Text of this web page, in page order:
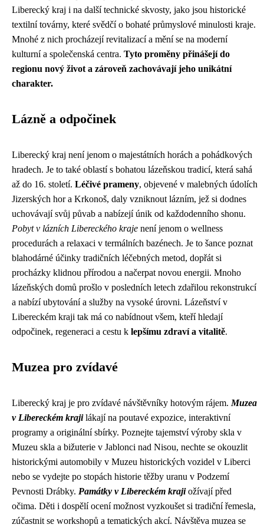
Liberecký kraj i na další technické skvosty, jako jsou historické
textilní továrny, které svědčí o bohaté průmyslové minulosti kraje.
Mnohé z nich procházejí revitalizací a mění se na moderní
kulturní a společenská centra. Tyto proměny přinášejí do
regionu nový život a zároveň zachovávají jeho unikátní
charakter.
Lázně a odpočinek
Liberecký kraj není jenom o majestátních horách a pohádkových
hradech. Je to také oblastí s bohatou lázeňskou tradicí, která sahá
až do 16. století. Léčivé prameny, objevené v malebných údolích
Jizerských hor a Krkonoš, daly vzniknout lázním, jež si dodnes
uchovávají svůj půvab a nabízejí únik od každodenního shonu.
Pobyt v lázních Libereckého kraje není jenom o wellness
procedurách a relaxaci v termálních bazénech. Je to šance poznat
blahodárné účinky tradičních léčebných metod, dopřát si
procházky klidnou přírodou a načerpat novou energii. Mnoho
lázeňských domů prošlo v posledních letech zdařilou rekonstrukcí
a nabízí ubytování a služby na vysoké úrovni. Lázeňství v
Libereckém kraji tak má co nabídnout všem, kteří hledají
odpočinek, regeneraci a cestu k lepšímu zdraví a vitalitě.
Muzea pro zvídavé
Liberecký kraj je pro zvídavé návštěvníky hotovým rájem. Muzea
v Libereckém krajilákají na poutavé expozice, interaktivní
programy a originální sbírky. Poznejte tajemství výroby skla v
Muzeu skla a bižuterie v Jablonci nad Nisou, nechte se okouzlit
historickými automobily v Muzeu historických vozidel v Liberci
nebo se vydejte po stopách historie těžby uranu v Podzemí
Pevnosti Drábky. Památky v Libereckém krajiožívají před
očima. Děti i dospělí ocení možnost vyzkoušet si tradiční řemesla,
zúčastnit se workshopů a tematických akcí. Návštěva muzea se